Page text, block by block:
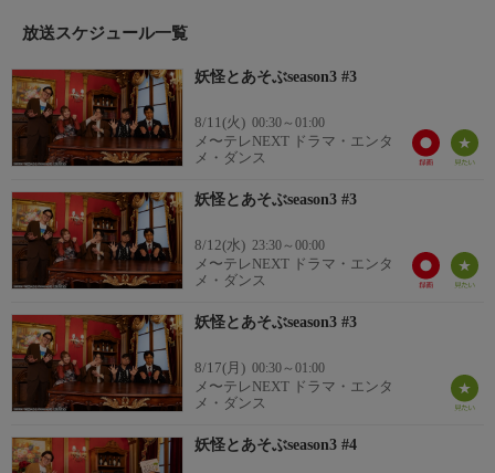
怪談師）、河野隼也（妖怪文化研究家）、ゲスト：天野行雄（日
詳細２
２０２６年８月初放送
放送スケジュール一覧
妖怪とあそぶseason3 #3
8/11(火) 00:30～01:00
メ〜テレNEXT ドラマ・エンタ
メ・ダンス
妖怪とあそぶseason3 #3
8/12(水) 23:30～00:00
メ〜テレNEXT ドラマ・エンタ
メ・ダンス
妖怪とあそぶseason3 #3
8/17(月) 00:30～01:00
メ〜テレNEXT ドラマ・エンタ
メ・ダンス
妖怪とあそぶseason3 #4